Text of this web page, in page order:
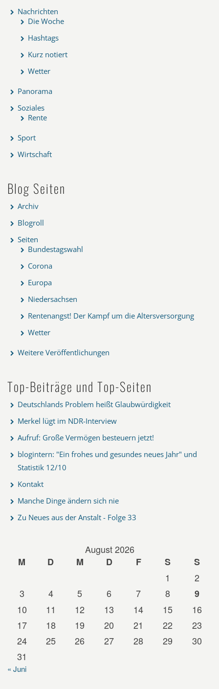
Nachrichten
Die Woche
Hashtags
Kurz notiert
Wetter
Panorama
Soziales
Rente
Sport
Wirtschaft
Blog Seiten
Archiv
Blogroll
Seiten
Bundestagswahl
Corona
Europa
Niedersachsen
Rentenangst! Der Kampf um die Altersversorgung
Wetter
Weitere Veröffentlichungen
Top-Beiträge und Top-Seiten
Deutschlands Problem heißt Glaubwürdigkeit
Merkel lügt im NDR-Interview
Aufruf: Große Vermögen besteuern jetzt!
blogintern: "Ein frohes und gesundes neues Jahr" und
Statistik 12/10
Kontakt
Manche Dinge ändern sich nie
Zu Neues aus der Anstalt - Folge 33
August 2026
M
D M D F S
S
1
2
3
4 5 6 7 8
9
10
11 12 13 14 15
16
17
18 19 20 21 22
23
24
25 26 27 28 29
30
31
« Juni